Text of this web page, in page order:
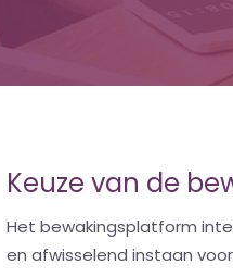
Keuze van de
Het bewakingsplatform
en afwisselend instaan